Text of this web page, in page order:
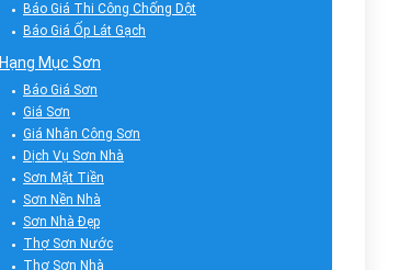
Báo Giá Thi Công Chống Dột
Báo Giá Ốp Lát Gạch
Hạng Mục Sơn
Báo Giá Sơn
Giá Sơn
Giá Nhân Công Sơn
Dịch Vụ Sơn Nhà
Sơn Mặt Tiền
Sơn Nền Nhà
Sơn Nhà Đẹp
Thợ Sơn Nước
Thợ Sơn Nhà